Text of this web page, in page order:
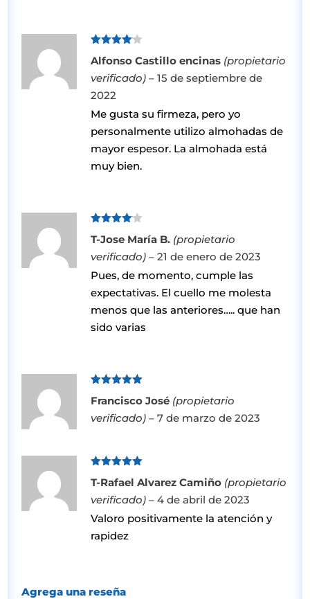
con4de
Alfonso Castillo encinas (propietario
verificado) – 15 de septiembre de
2022
Me gusta su firmeza, pero yo
personalmente utilizo almohadas de
mayor espesor. La almohada está
muy bien.
con4de
T-Jose María B. (propietario
verificado) – 21 de enero de 2023
Pues, de momento, cumple las
expectativas. El cuello me molesta
menos que las anteriores….. que han
sido varias
con5de 5
Francisco José (propietario
verificado) – 7 de marzo de 2023
con5de 5
T-Rafael Alvarez Camiño (propietario
verificado) – 4 de abril de 2023
Valoro positivamente la atención y
rapidez
Agrega una reseña